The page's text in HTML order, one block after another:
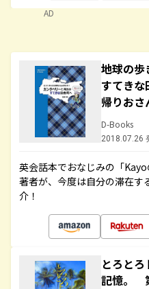
AD
地球の歩
すてきな
帰りお
D-Books
2018.07.26
英会話本でおなじみの「
著者が、今度は自分の滞在す
介！
とろと
記憶。